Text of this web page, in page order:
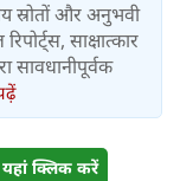
स्रोतों और अनुभवी
साक्षात्कार
सावधानीपूर्वक
क्लिक करें